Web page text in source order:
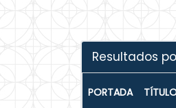
Resultados
PORTADA